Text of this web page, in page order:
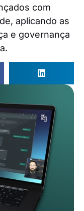
com
aplicando as
e governança